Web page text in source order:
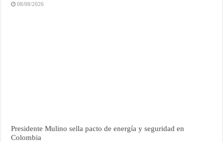
08/08/2026
Presidente Mulino sella pacto de energía y seguridad en
Colombia